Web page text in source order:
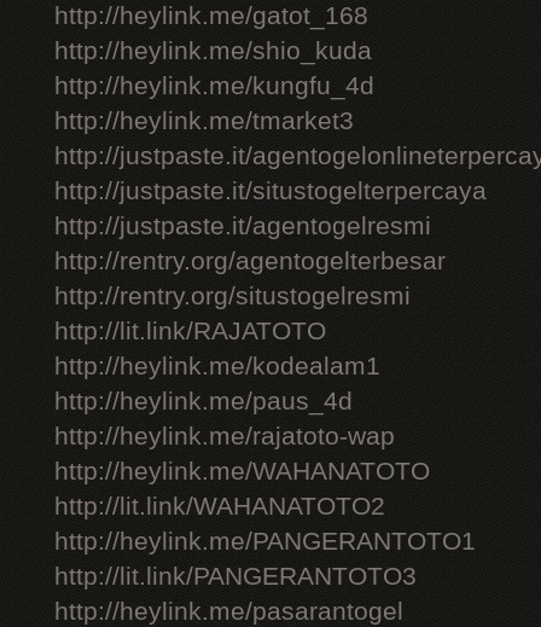
http://heylink.me/gatot_168
http://heylink.me/shio_kuda
http://heylink.me/kungfu_4d
http://heylink.me/tmarket3
http://justpaste.it/
http://justpaste.it/situstogelterpercaya
http://justpaste.it/agentogelresmi
http://rentry.org/agentogelterbesar
http://rentry.org/situstogelresmi
http://lit.link/RAJATOTO
http://heylink.me/kodealam1
http://heylink.me/paus_4d
http://heylink.me/rajatoto-wap
http://heylink.me/WAHANATOTO
http://lit.link/WAHANATOTO2
http://heylink.me/PANGERANTOTO1
http://lit.link/PANGERANTOTO3
http://heylink.me/pasarantogel